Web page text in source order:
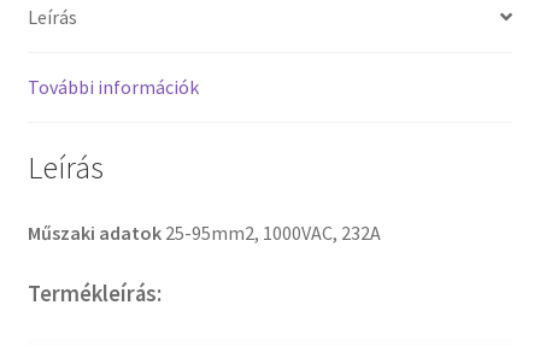
Leírás
További információk
Leírás
Műszaki adatok 25-95mm2, 1000VAC, 232A
Termékleírás: